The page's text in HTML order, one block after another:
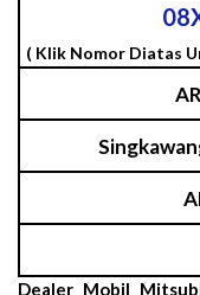
( Klik Nomor Diatas
Dealer Mobil